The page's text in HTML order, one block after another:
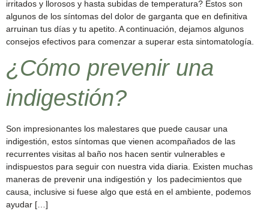
irritados y llorosos y hasta subidas de temperatura? Estos son
algunos de los síntomas del dolor de garganta que en definitiva
arruinan tus días y tu apetito. A continuación, dejamos algunos
consejos efectivos para comenzar a superar esta sintomatología.
¿Cómo prevenir una
indigestión?
Son impresionantes los malestares que puede causar una
indigestión, estos síntomas que vienen acompañados de las
recurrentes visitas al baño nos hacen sentir vulnerables e
indispuestos para seguir con nuestra vida diaria. Existen muchas
maneras de prevenir una indigestión y los padecimientos que
causa, inclusive si fuese algo que está en el ambiente, podemos
ayudar […]